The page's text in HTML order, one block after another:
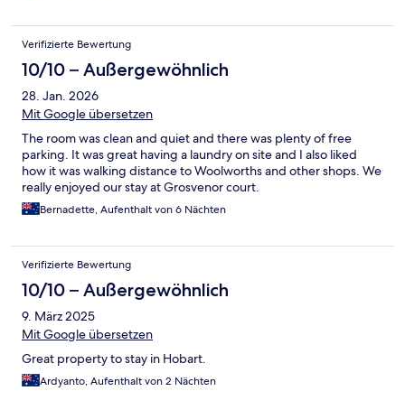
Verifizierte Bewertung
10/10 – Außergewöhnlich
28. Jan. 2026
Mit Google übersetzen
The room was clean and quiet and there was plenty of free
parking. It was great having a laundry on site and I also liked
how it was walking distance to Woolworths and other shops. We
really enjoyed our stay at Grosvenor court.
Bernadette, Aufenthalt von 6 Nächten
Verifizierte Bewertung
10/10 – Außergewöhnlich
9. März 2025
Mit Google übersetzen
Great property to stay in Hobart.
Ardyanto, Aufenthalt von 2 Nächten